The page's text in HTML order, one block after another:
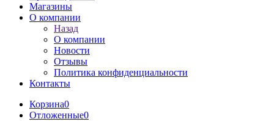
Магазины
О компании
Назад
О компании
Новости
Отзывы
Политика конфиденциальности
Контакты
Корзина0
Отложенные0